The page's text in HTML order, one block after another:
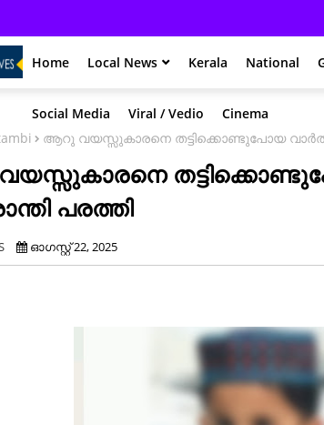
Home Local News Kerala National
Social Media Viral / Vedio
Cinema
ആറു വയസ്സുകാരനെ തട്ടിക്കൊണ്ടുപോയ വാർത്ത
പരത്തി
ഓഗസ്റ്റ് 22, 2025